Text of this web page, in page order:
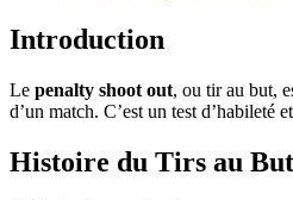
Introduction
Le penalty shoot out, ou tir au but,
d’un match. C’est un test d’habileté
Histoire du Tirs au But